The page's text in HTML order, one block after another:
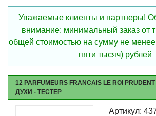
Уважаемые клиенты и партнеры!
внимание: минимальный заказ от
общей стоимостью на сумму не
пяти тысяч) рублей
12 PARFUMEURS FRANCAIS LE ROI
ДУХИ - ТЕСТЕР
Артикул: